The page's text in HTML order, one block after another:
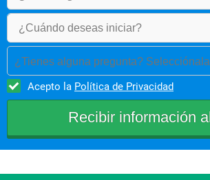
¿Tienes alguna pregunta? Selecciónala
Acepto la Política de Privacidad